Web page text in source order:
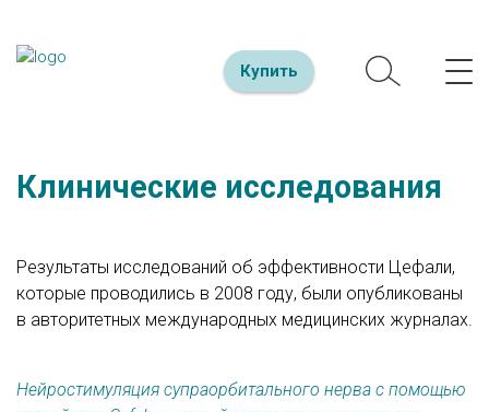
Купить
Клинические исследования
Результаты исследований об эффективности Цефали,
которые проводились в 2008 году, были опубликованы
в авторитетных международных медицинских журналах.
Нейростимуляция супраорбитального нерва с помощью